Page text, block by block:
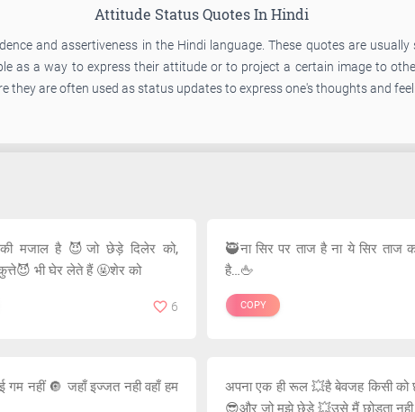
Attitude Status Quotes In Hindi
and assertiveness in the Hindi language. These quotes are
as a way to express their attitude or to project a certain image to
are often used as status updates to express one's thoughts and
मजाल है 😈जो छेड़े दिलेर को,
कुत्ते😈 भी घेर लेते हैं 🤬शेर को
6
🥷ना सिर पर ताज है ना ये सिर ताज
है…🖕
COPY
नहीं 🔘 जहाँ इज्जत नही वहाँ हम
अपना एक ही रूल 💥है बेवजह किसी को
😎और जो मुझे छेड़े 💥उसे मैं छोड़ता